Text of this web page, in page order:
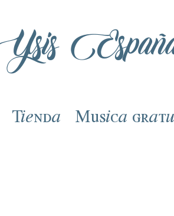
Tienda Música